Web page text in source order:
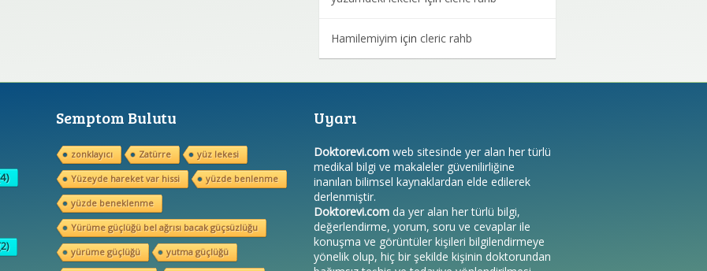
Hamilemiyim için cleric rahb
Semptom Bulutu
zonklayıcı Zatürre yüz lekesi
Yüzeyde hareket var hissi yüzde benlenme
yüzde beneklenme
Yürüme güçlüğü bel ağrısı bacak güçsüzlüğu
yürüme güçlüğü yutma güçlüğü
Uyarı
Doktorevi.comweb sitesinde yer alan her türlü
medikal bilgi ve makaleler güvenilirliğine
inanılan bilimsel kaynaklardan elde edilerek
derlenmiştir.
Doktorevi.comda yer alan her türlü bilgi,
değerlendirme, yorum, soru ve cevaplar ile
konuşma ve görüntüler kişileri bilgilendirmeye
yönelik olup, hiç bir şekilde kişinin doktorundan